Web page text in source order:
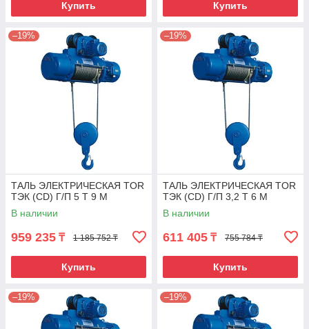
Купить Купить
–19%
ТАЛЬ ЭЛЕКТРИЧЕСКАЯ TOR
ТЭК (CD) Г/П 5 Т 9 М
В наличии
959 235 ₸ 1 185 752 ₸
Купить
–19%
ТАЛЬ ЭЛЕКТРИЧЕСКАЯ TOR
ТЭК (CD) Г/П 3,2 Т 6 М
В наличии
611 405 ₸ 755 784 ₸
Купить
–19% –19%